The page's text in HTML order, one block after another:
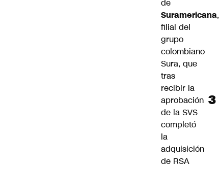
de
Suramericana,
filial del
grupo
colombiano
Sura, que
tras
recibir la
aprobación
de la SVS
completó
la
adquisición
de RSA